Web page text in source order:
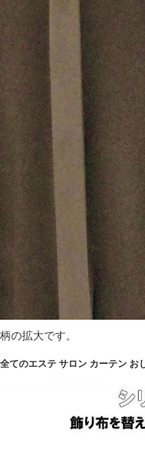
柄の拡大です。
全てのエステ サロン カーテン お